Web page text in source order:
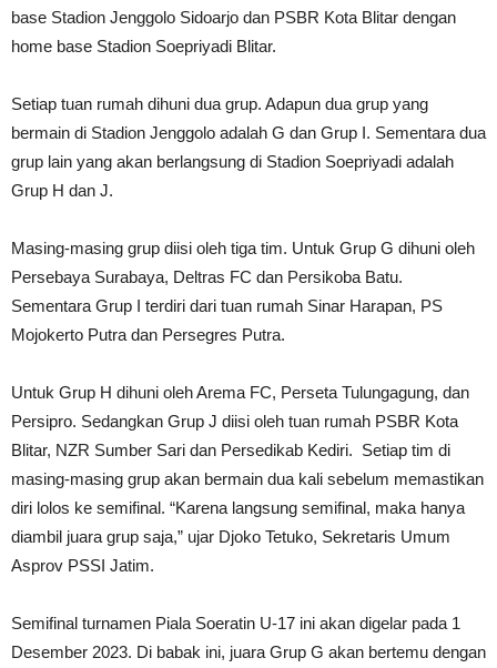
base Stadion Jenggolo Sidoarjo dan PSBR Kota Blitar dengan
home base Stadion Soepriyadi Blitar.
Setiap tuan rumah dihuni dua grup. Adapun dua grup yang
bermain di Stadion Jenggolo adalah G dan Grup I. Sementara dua
grup lain yang akan berlangsung di Stadion Soepriyadi adalah
Grup H dan J.
Masing-masing grup diisi oleh tiga tim. Untuk Grup G dihuni oleh
Persebaya Surabaya, Deltras FC dan Persikoba Batu.
Sementara Grup I terdiri dari tuan rumah Sinar Harapan, PS
Mojokerto Putra dan Persegres Putra.
Untuk Grup H dihuni oleh Arema FC, Perseta Tulungagung, dan
Persipro. Sedangkan Grup J diisi oleh tuan rumah PSBR Kota
Blitar, NZR Sumber Sari dan Persedikab Kediri. Setiap tim di
masing-masing grup akan bermain dua kali sebelum memastikan
diri lolos ke semifinal. “Karena langsung semifinal, maka hanya
diambil juara grup saja,” ujar Djoko Tetuko, Sekretaris Umum
Asprov PSSI Jatim.
Semifinal turnamen Piala Soeratin U-17 ini akan digelar pada 1
Desember 2023. Di babak ini, juara Grup G akan bertemu dengan